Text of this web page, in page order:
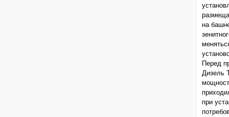
на
Перед
Дизель
при